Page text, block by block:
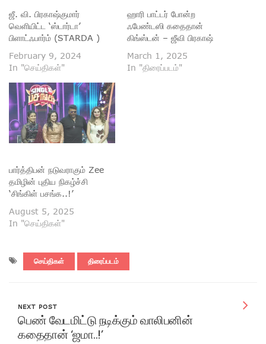
ஜீ. வி. பிரகாஷ்குமார்
வெளியிட்ட ‘ஸ்டார்டா’
பிளாட்ஃபார்ம் (STARDA )
February 9, 2024
In "செய்திகள்"
ஹாரி பாட்டர் போன்ற
ஃபேண்டஸி கதைதான்
கிங்ஸ்டன் – ஜீவி பிரகாஷ்
March 1, 2025
In "திரைப்படம்"
பார்த்திபன் நடுவராகும் Zee
தமிழின் புதிய நிகழ்ச்சி
‘சிங்கிள் பசங்க..!’
August 5, 2025
In "செய்திகள்"
செய்திகள் திரைப்படம்
NEXT POST
பெண் வேடமிட்டு நடிக்கும் வாலிபனின்
கதைதான் ‘ஜமா..!’